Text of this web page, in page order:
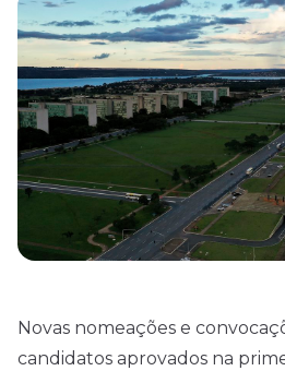
Novas nomeações e
candidatos aprovados na